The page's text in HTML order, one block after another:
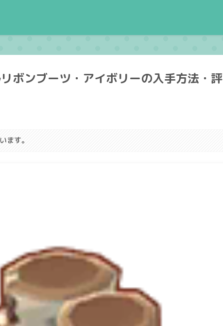
リボンブーツ・アイボリーの入手方法・評
ます。